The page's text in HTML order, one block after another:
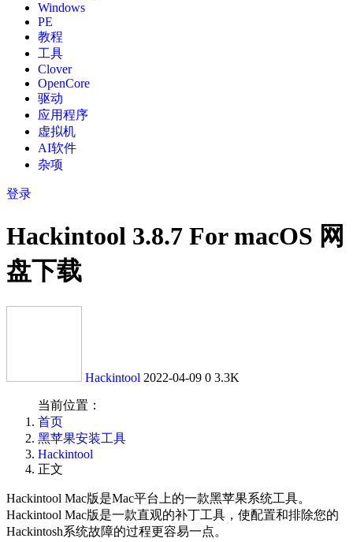
Windows
PE
教程
工具
Clover
OpenCore
驱动
应用程序
虚拟机
AI软件
杂项
登录
Hackintool 3.8.7 For macOS 网
盘下载
Hackintool 2022-04-09 0 3.3K
当前位置：
首页
黑苹果安装工具
Hackintool
正文
Hackintool Mac版是Mac平台上的一款黑苹果系统工具。
Hackintool Mac版是一款直观的补丁工具，使配置和排除您的
Hackintosh系统故障的过程更容易一点。